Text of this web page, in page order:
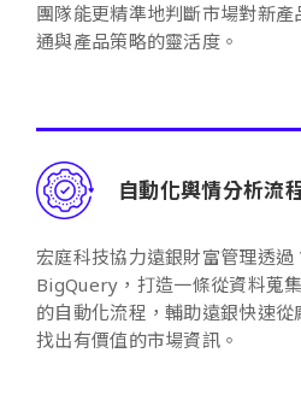
團隊能更精準地判斷市場對新
通與產品策略的靈活度。
自動化輿情分析流
宏庭科技協力遠銀財富管理透
BigQuery，打造一條從資料蒐
的自動化流程，輔助遠銀快速從
找出有價值的市場資訊。